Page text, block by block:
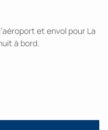
et envol pour La
à bord.